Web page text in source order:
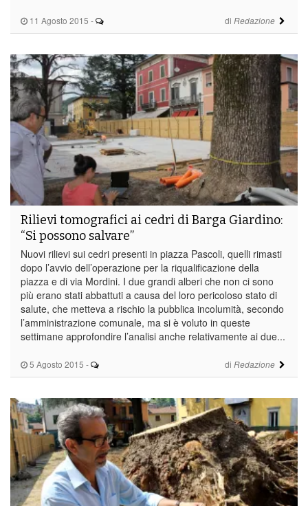
11 Agosto 2015 - di Redazione
5 Agosto 2015 - di Redazione
Rilievi tomografici ai cedri di Barga Giardino:
“Si possono salvare”
Nuovi rilievi sui cedri presenti in piazza Pascoli, quelli rimasti
dopo l’avvio dell’operazione per la riqualificazione della
piazza e di via Mordini. I due grandi alberi che non ci sono
più erano stati abbattuti a causa del loro pericoloso stato di
salute, che metteva a rischio la pubblica incolumità, secondo
l’amministrazione comunale, ma si è voluto in queste
settimane approfondire l’analisi anche relativamente ai due...